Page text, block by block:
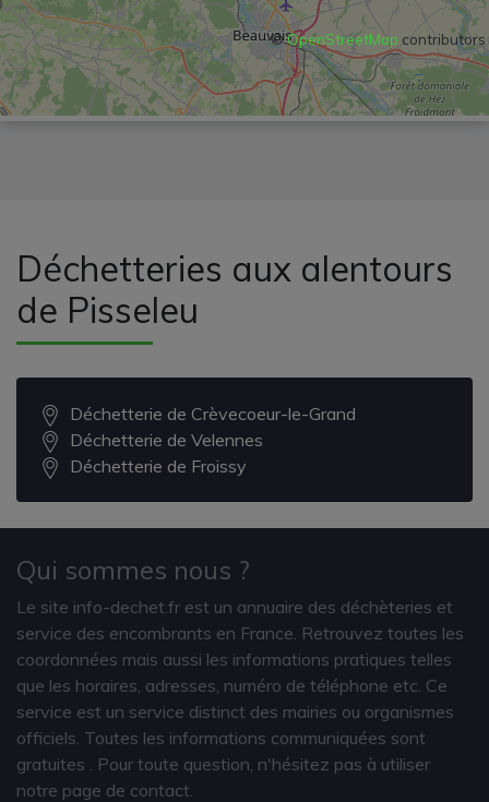
©OpenStreetMap contributors
Déchetteries aux alentours
de Pisseleu
Déchetterie de Crèvecoeur-le-Grand
Déchetterie de Velennes
Déchetterie de Froissy
Qui sommes nous ?
Le site info-dechet.fr est un annuaire des déchèteries et
service des encombrants en France. Retrouvez toutes les
coordonnées mais aussi les informations pratiques telles
que les horaires, adresses, numéro de téléphone etc. Ce
service est un service distinct des mairies ou organismes
officiels. Toutes les informations communiquées sont
gratuites
. Pour toute question, n'hésitez pas à utiliser
notre page de contact.